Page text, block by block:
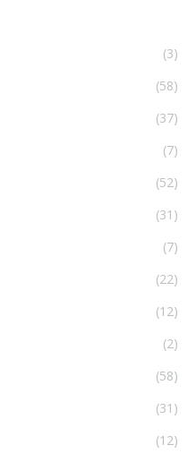
(3)
(58)
(37)
(7)
(52)
(31)
(7)
(22)
(12)
(2)
(58)
(31)
(12)